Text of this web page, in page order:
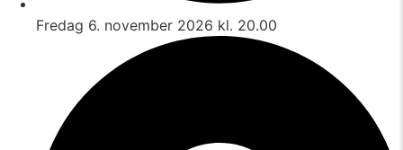
Fredag 6. november 2026 kl. 20.00